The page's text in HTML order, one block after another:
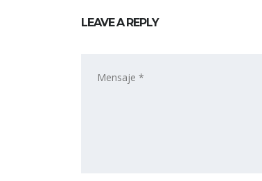
LEAVE A REPLY